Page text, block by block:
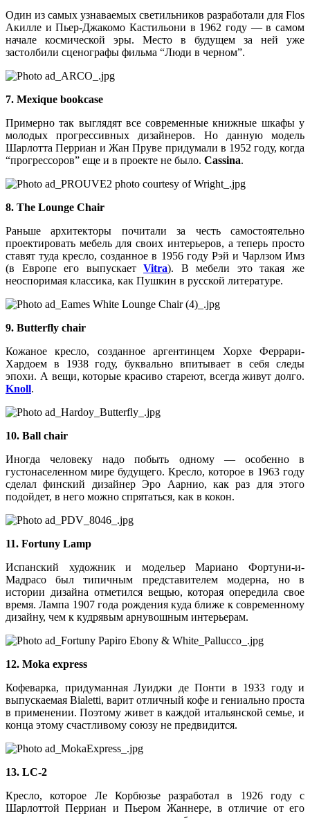
Один из са­мых узнаваемых светильников разработали для Flos
Акилле и Пьер-Джакомо Кастильони в 1962 году — в самом
начале космической эры. Место в будущем за ней уже
застолбили сценографы фильма “Люди в черном”.
7. Mexique bookcase
Примерно так выглядят все современные книжные шкафы у
молодых прогрессивных дизайнеров. Но данную модель
Шарлотта Перриан и Жан Пруве придумали в 1952 году, когда
“прогрессоров” еще и в проекте не было. Cassina.
8. The Lounge Chair
Раньше архитекторы почитали за честь самостоятельно
проектировать мебель для своих интерьеров, а теперь просто
ставят туда кресло, созданное в 1956 году Рэй и Чарлзом Имз
(в Европе его выпускаетVitra). В мебели это такая же
неоспоримая классика, как Пушкин в русской литературе.
9. Butterfly chair
Кожаное кресло, созданное аргентинцем Хорхе Феррари-
Хардоем в 1938 году, буквально впитывает в себя следы
эпохи. А вещи, которые красиво стареют, всегда живут долго.
Knoll.
10. Ball сhair
Иногда человеку надо побыть одному — особенно в
густонаселенном мире будущего. Кресло, которое в 1963 году
сделал финский дизайнер Эро Аарнио, как раз для этого
подойдет, в него можно спрятаться, как в кокон.
11. Fortuny Lamp
Испанский художник и модельер Мариано Фортуни-и-
Мадрасо был типичным представителем модерна, но в
истории дизайна отметился вещью, которая опередила свое
время. Лампа 1907 года рождения куда ближе к современному
дизайну, чем к кудрявым арнувошным интерьерам.
12. Moka express
Кофеварка, придуманная Луиджи де Понти в 1933 году и
выпускаемая Bialetti, варит отличный кофе и гениально проста
в применении. Поэтому живет в каждой итальянской семье, и
конца этому счастливому союзу не предвидится.
13. LC-2
Кресло, которое Ле Корбюзье разработал в 1926 году с
Шарлоттой Перриан и Пьером Жан­нере, в отличие от его